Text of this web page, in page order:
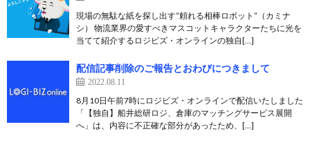
現場の無駄な紙を探し出す“頼れる相棒ロボット”（カミナ
シ） 物流業界の愛すべきマスコットキャラクターたちに光を
当てて紹介するロジビズ・オンラインの独自[…]
配信記事削除のご報告とおわびにつきまして
2022.08.11
8月10日午前7時にロジビズ・オンラインで配信いたしました
「【独自】船井総研ロジ、倉庫のマッチングサービス展開
へ」は、内容に不正確な部分があったため、[…]